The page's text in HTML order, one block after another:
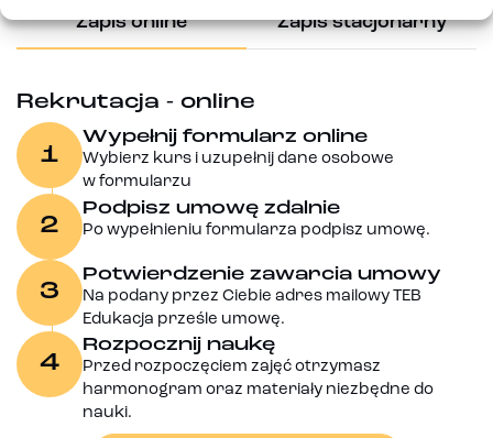
Zapis online Zapis stacjonarny
Rekrutacja - online
1
Wypełnij formularz online
Wybierz kurs i uzupełnij dane osobowe
w formularzu
2
Podpisz umowę zdalnie
Po wypełnieniu formularza podpisz umowę.
3
Potwierdzenie zawarcia umowy
Na podany przez Ciebie adres mailowy TEB
Edukacja prześle umowę.
4
Rozpocznij naukę
Przed rozpoczęciem zajęć otrzymasz
harmonogram oraz materiały niezbędne do
nauki.